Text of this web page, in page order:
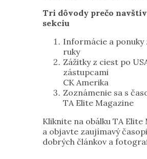
Tri dôvody prečo
sekciu
Informácie a ponuky
ruky
Zážitky z ciest po
zástupcami
CK Amerika
Zoznámenie sa s
TA Elite Magazine
Kliknite na obálku TA Elite
a objavte zaujímavý
dobrých článkov a